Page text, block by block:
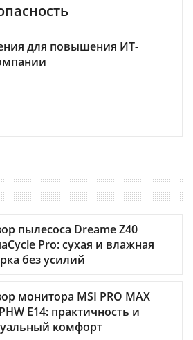
для повышения ИТ-
пылесоса Dreame Z40
Pro: сухая и влажная
без усилий
монитора MSI PRO MAX
E14: практичность и
комфорт